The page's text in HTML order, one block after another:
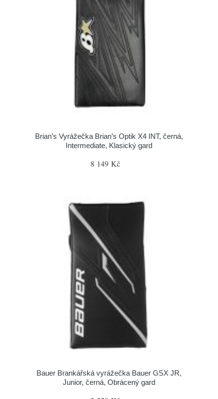
Brian’s Vyrážečka Brian’s Optik X4 INT, černá,
Intermediate, Klasický gard
8 149 Kč
Bauer Brankářská vyrážečka Bauer GSX JR,
Junior, černá, Obrácený gard